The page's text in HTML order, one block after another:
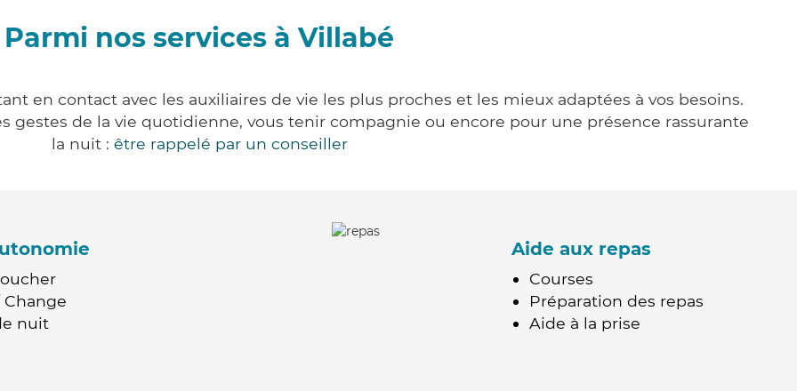
Parmi nos services à Villabé
en contact avec les auxiliaires de vie les plus proches et les mieux adaptées à vos besoins.
gestes de la vie quotidienne, vous tenir compagnie ou encore pour une présence rassurante
la nuit : être rappelé par un conseiller
nuit
Aide aux repas
Courses
Préparation des repas
Aide à la prise